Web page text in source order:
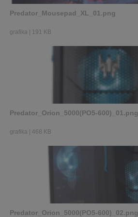
Predator_Mousepad_XL_01.png
grafika | 191 KB
Predator_Orion_5000(PO5-600)_01.png
grafika | 468 KB
Predator_Orion_5000(PO5-600)_02.png